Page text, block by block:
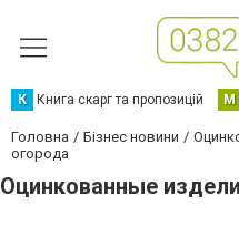
К Книга скарг та пропозицій М
Головна Бізнес новини
огорода
Оцинкованные